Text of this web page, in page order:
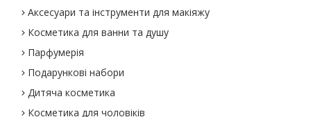
Аксесуари та інструменти для макіяжу
Косметика для ванни та душу
Парфумерія
Подарункові набори
Дитяча косметика
Косметика для чоловіків